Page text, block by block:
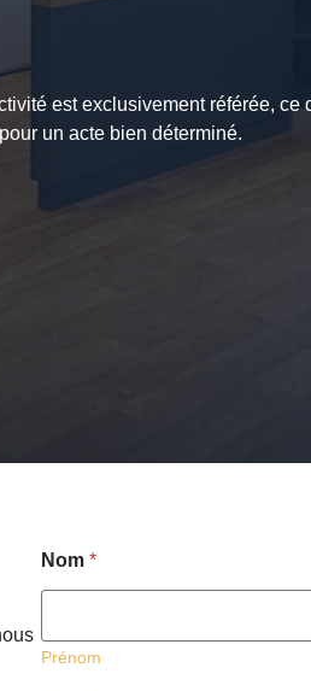
est exclusivement référée,
un acte bien déterminé.
Nom *
Prénom